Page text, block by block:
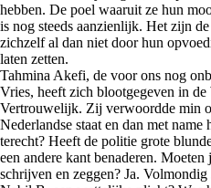
hebben. De poel waaruit ze hun
is nog steeds aanzienlijk. Het zijn
zichzelf al dan niet door hun
laten zetten.
Tahmina Akefi, de voor ons nog
Vries, heeft zich blootgegeven in
Vertrouwelijk. Zij verwoordde min
Nederlandse staat en dan met
terecht? Heeft de politie grote
een andere kant benaderen.
schrijven en zeggen? Ja.